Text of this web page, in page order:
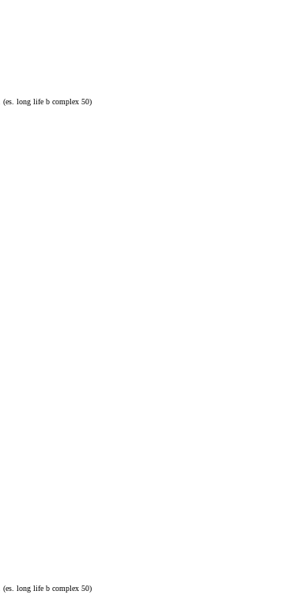
(es. long life b complex 50)
(es. long life b complex 50)